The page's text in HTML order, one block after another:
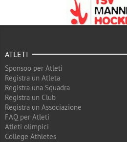
ATLETI
Sponsoo per Atleti
Registra un Atleta
Registra una Squadra
Registra un Club
Registra un Associazione
FAQ per Atleti
Atleti olimpici
College Athletes